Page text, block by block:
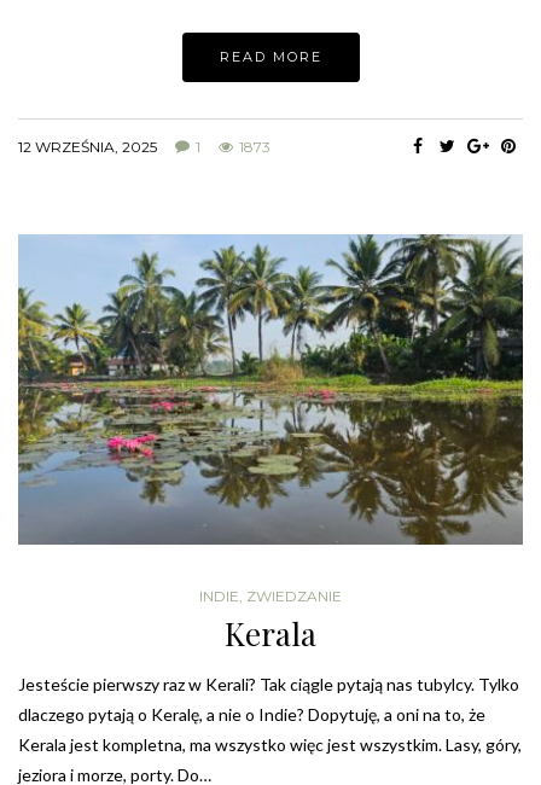
READ MORE
12 WRZEŚNIA, 2025 1 1873
INDIE ZWIEDZANIE
Kerala
Jesteście pierwszy raz w Kerali? Tak ciągle pytają nas tubylcy. Tylko
dlaczego pytają o Keralę, a nie o Indie? Dopytuję, a oni na to, że
Kerala jest kompletna, ma wszystko więc jest wszystkim. Lasy, góry,
jeziora i morze, porty. Do…